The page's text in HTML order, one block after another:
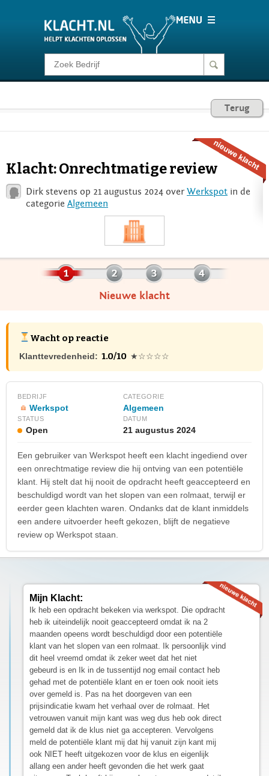
Klacht melden
Consumentenrecht Terug
Klacht: Onrechtmatige review
Dirk stevens op 21 augustus 2024 overWerkspot in de
categorie Algemeen
Nieuwe klacht
Wacht op reactie
Klanttevredenheid: 1.0/10 ★☆☆☆☆
BEDRIJF
Werkspot
CATEGORIE
Algemeen
STATUS
Open
DATUM
21 augustus 2024
Een gebruiker van Werkspot heeft een klacht ingediend over
een onrechtmatige review die hij ontving van een potentiële
klant. Hij stelt dat hij nooit de opdracht heeft geaccepteerd en
beschuldigd wordt van het slopen van een rolmaat, terwijl er
eerder geen klachten waren. Ondanks dat de klant inmiddels
een andere uitvoerder heeft gekozen, blijft de negatieve
review op Werkspot staan.
Mijn Klacht:
Ik heb een opdracht bekeken via werkspot. Die opdracht
heb ik uiteindelijk nooit geaccepteerd omdat ik na 2
maanden opeens wordt beschuldigd door een potentiële
klant van het slopen van een rolmaat. Ik persoonlijk vind
dit heel vreemd omdat ik zeker weet dat het niet
gebeurd is en Ik in de tussentijd nog email contact heb
gehad met de potentiële klant en er toen ook nooit iets
over gemeld is. Pas na het doorgeven van een
prijsindicatie kwam het verhaal over de rolmaat. Het
vetrouwen vanuit mijn kant was weg dus heb ook direct
gemeld dat ik de klus niet ga accepteren. Vervolgens
meld de potentiële klant mij dat hij vanuit zijn kant mij
ook NIET heeft uitgekozen voor de klus en eigenlijk
allang een ander heeft gevonden die het werk gaat